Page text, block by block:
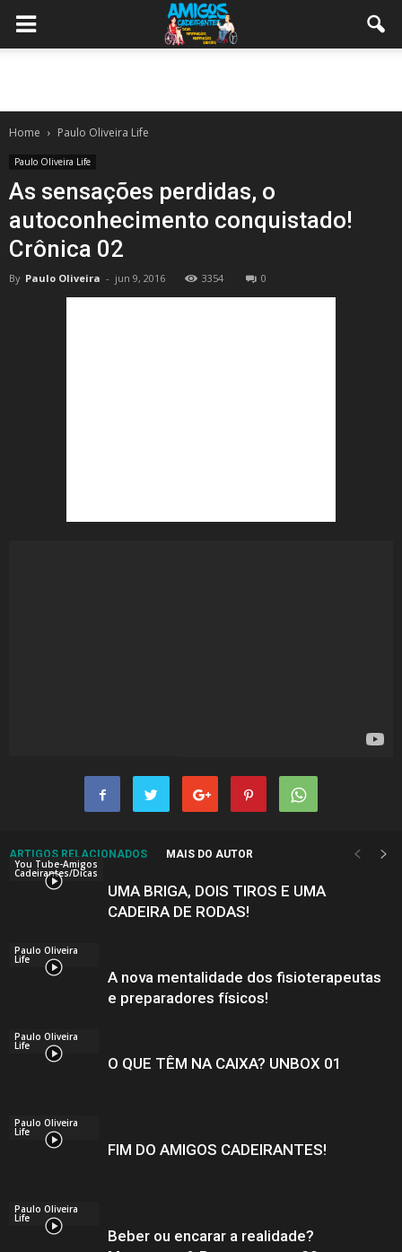
Home Paulo Oliveira Life
Paulo Oliveira Life
As sensações perdidas, o
autoconhecimento conquistado!
Crônica 02
By Paulo Oliveira - jun 9, 2016 3354 0
ARTIGOS RELACIONADOS MAIS DO AUTOR
You Tube-Amigos
Cadeirantes/Dicas
UMA BRIGA, DOIS TIROS E UMA
CADEIRA DE RODAS!
Paulo Oliveira
Life
A nova mentalidade dos fisioterapeutas
e preparadores físicos!
Paulo Oliveira
Life
O QUE TÊM NA CAIXA? UNBOX 01
Paulo Oliveira
Life
FIM DO AMIGOS CADEIRANTES!
Paulo Oliveira
Life
Beber ou encarar a realidade?